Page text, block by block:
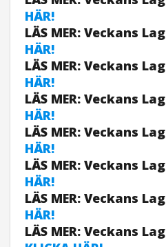
HÄR!
LÄS MER: Veckans
HÄR!
LÄS MER: Veckans
HÄR!
LÄS MER: Veckans
HÄR!
LÄS MER: Veckans
HÄR!
LÄS MER: Veckans
HÄR!
LÄS MER: Veckans
HÄR!
LÄS MER: Veckans